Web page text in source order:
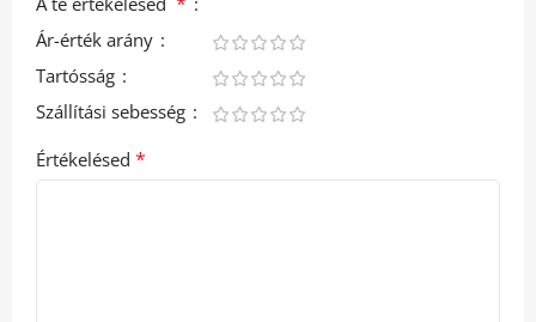
Ár-érték arány
Tartósság
Szállítási sebesség
Értékelésed *